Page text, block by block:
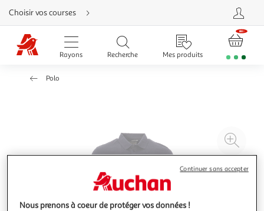
Aller
directement
au
contenu
Aller
directement
Aller
besoin
Choisir vos courses
Rayons Recherche Mes produits
Polo
à
Nous prenons à coeur de protéger vos données !
Continuer sans accepter